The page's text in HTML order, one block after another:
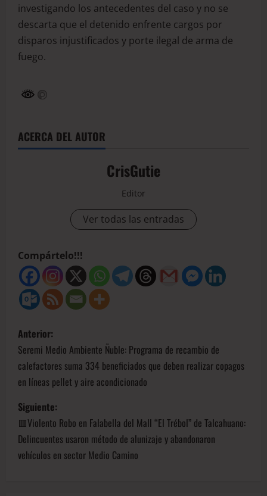
investigando los antecedentes del caso y no se
descarta que el detenido enfrente cargos por
disparos injustificados y porte ilegal de arma de
fuego.
ACERCA DEL AUTOR
CrisGutie
Editor
Ver todas las entradas
Compártelo!!!
Anterior:
Seremi Medio Ambiente Ñuble: Programa de recambio de
calefactores suma 334 beneficiados que deben realizar copagos
en líneas pellet y aire acondicionado
Siguiente:
🟥Violento Robo en Falabella del Mall “El Trébol” de Talcahuano:
Delincuentes usaron método de alunizaje y abandonaron
vehículos en sector Medio Camino